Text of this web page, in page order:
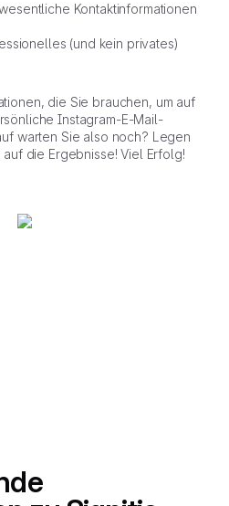
Kontaktinformationen
(und kein privates)
die Sie brauchen, um auf
Instagram-E-Mail-
warten Sie also noch? Legen
die Ergebnisse! Viel Erfolg!